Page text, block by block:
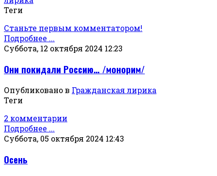
Теги
Станьте первым комментатором!
Подробнее ...
Суббота, 12 октября 2024 12:23
Они покидали Россию… /монорим/
Опубликовано в Гражданская лирика
Теги
2 комментарии
Подробнее ...
Суббота, 05 октября 2024 12:43
Осень